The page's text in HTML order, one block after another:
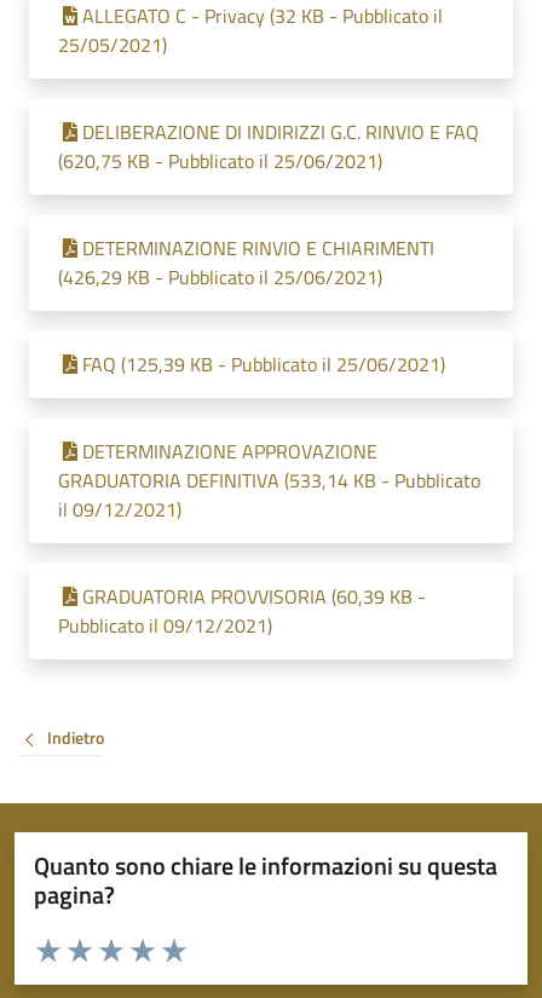
ALLEGATO C - Privacy (32 KB - Pubblicato il
25/05/2021)
DELIBERAZIONE DI INDIRIZZI G.C. RINVIO E FAQ
(620,75 KB - Pubblicato il 25/06/2021)
DETERMINAZIONE RINVIO E CHIARIMENTI
(426,29 KB - Pubblicato il 25/06/2021)
FAQ (125,39 KB - Pubblicato il 25/06/2021)
DETERMINAZIONE APPROVAZIONE
GRADUATORIA DEFINITIVA (533,14 KB - Pubblicato
il 09/12/2021)
GRADUATORIA PROVVISORIA (60,39 KB -
Pubblicato il 09/12/2021)
Indietro
Quanto sono chiare le informazioni su questa
pagina?
Valuta da 1 a 5 stelle la pagina
Valuta 5 stelle su 5
Valuta 4 stelle su 5
Valuta 3 stelle su 5
Valuta 2 stelle su 5
Valuta 1 stelle su 5